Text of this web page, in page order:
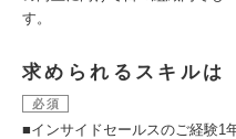
す。
求められるスキルは
必須
■インサイドセールスのご経験1